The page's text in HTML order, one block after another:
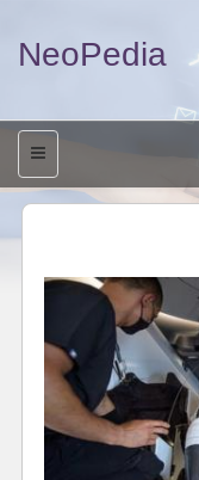
NeoPedia
منو